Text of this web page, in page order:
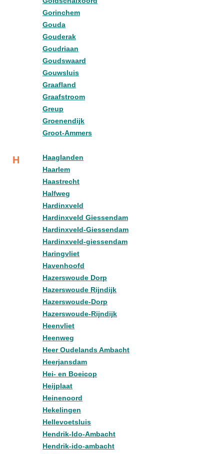
Gorinchem
Gouda
Gouderak
Goudriaan
Goudswaard
Gouwsluis
Graafland
Graafstroom
Greup
Groenendijk
Groot-Ammers
H
Haaglanden
Haarlem
Haastrecht
Halfweg
Hardinxveld
Hardinxveld Giessendam
Hardinxveld-Giessendam
Hardinxveld-giessendam
Haringvliet
Havenhoofd
Hazerswoude Dorp
Hazerswoude Rijndijk
Hazerswoude-Dorp
Hazerswoude-Rijndijk
Heenvliet
Heenweg
Heer Oudelands Ambacht
Heerjansdam
Hei- en Boeicop
Heijplaat
Heinenoord
Hekelingen
Hellevoetsluis
Hendrik-Ido-Ambacht
Hendrik-ido-ambacht